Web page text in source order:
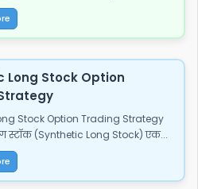
Long Stock Option
Stock Option Trading Strategy
स्टॉक (Synthetic Long Stock) एक...